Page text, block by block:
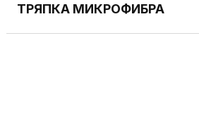
ТРЯПКА МИКРОФИБРА